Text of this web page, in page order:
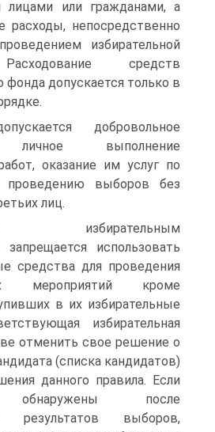
лицами или гражданами, а
расходы, непосредственно
избирательной
средств
фонда допускается только в
добровольное
личное выполнение
оказание им услуг по
проведению выборов без
лиц.
избирательным
запрещается использовать
средства для проведения
мероприятий кроме
в их избирательные
избирательная
отменить свое решение о
(списка кандидатов)
данного правила. Если
обнаружены после
результатов выборов,